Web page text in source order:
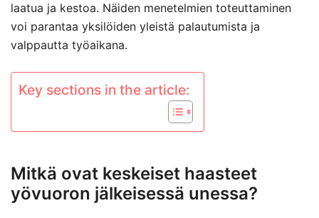
laatua ja kestoa. Näiden menetelmien toteuttaminen
voi parantaa yksilöiden yleistä palautumista ja
valppautta työaikana.
Key sections in the article:
Mitkä ovat keskeiset haasteet
yövuoron jälkeisessä unessa?